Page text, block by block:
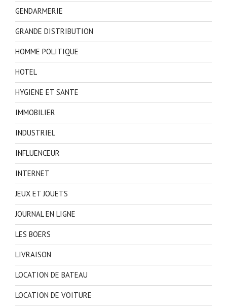
GENDARMERIE
GRANDE DISTRIBUTION
HOMME POLITIQUE
HOTEL
HYGIENE ET SANTE
IMMOBILIER
INDUSTRIEL
INFLUENCEUR
INTERNET
JEUX ET JOUETS
JOURNAL EN LIGNE
LES BOERS
LIVRAISON
LOCATION DE BATEAU
LOCATION DE VOITURE